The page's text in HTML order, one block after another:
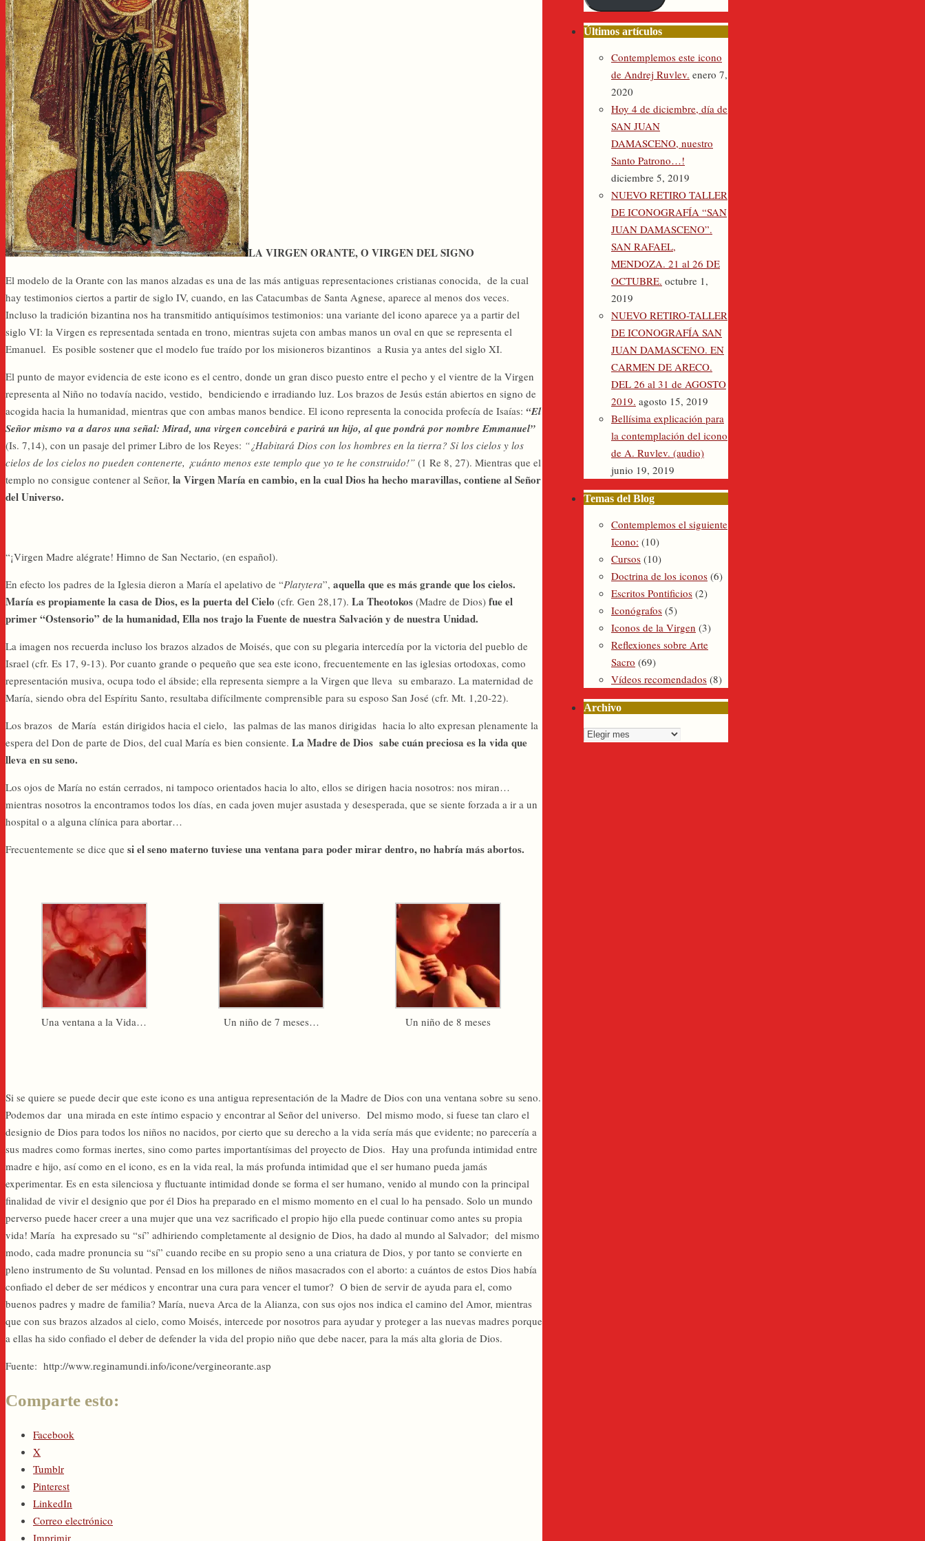
LA VIRGEN ORANTE, O VIRGEN DEL SIGNO
El modelo de la Orante con las manos alzadas es una de las más antiguas representaciones cristianas conocida, de la cual
hay testimonios ciertos a partir de siglo IV, cuando, en las Catacumbas de Santa Agnese, aparece al menos dos veces.
Incluso la tradición bizantina nos ha transmitido antiquísimos testimonios: una variante del icono aparece ya a partir del
siglo VI: la Virgen es representada sentada en trono, mientras sujeta con ambas manos un oval en que se representa el
Emanuel. Es posible sostener que el modelo fue traído por los misioneros bizantinos a Rusia ya antes del siglo XI.
El punto de mayor evidencia de este icono es el centro, donde un gran disco puesto entre el pecho y el vientre de la Virgen
representa al Niño no todavía nacido, vestido, bendiciendo e irradiando luz. Los brazos de Jesús están abiertos en signo de
acogida hacia la humanidad, mientras que con ambas manos bendice. El icono representa la conocida profecía de Isaías: “El
Señor mismo va a daros una señal: Mirad, una virgen concebirá e parirá un hijo, al que pondrá por nombre Emmanuel”
(Is. 7,14), con un pasaje del primer Libro de los Reyes: “¿Habitará Dios con los hombres en la tierra? Si los cielos y los
cielos de los cielos no pueden contenerte, ¡cuánto menos este templo que yo te he construido!” (1 Re 8, 27). Mientras que el
templo no consigue contener al Señor, la Virgen María en cambio, en la cual Dios ha hecho maravillas, contiene al Señor
del Universo.
“¡Virgen Madre alégrate! Himno de San Nectario, (en español).
En efecto los padres de la Iglesia dieron a María el apelativo de “Platytera”, aquella que es más grande que los cielos.
María es propiamente la casa de Dios, es la puerta del Cielo (cfr. Gen 28,17). La Theotokos (Madre de Dios) fue el
primer “Ostensorio” de la humanidad, Ella nos trajo la Fuente de nuestra Salvación y de nuestra Unidad.
La imagen nos recuerda incluso los brazos alzados de Moisés, que con su plegaria intercedía por la victoria del pueblo de
Israel (cfr. Es 17, 9-13). Por cuanto grande o pequeño que sea este icono, frecuentemente en las iglesias ortodoxas, como
representación musiva, ocupa todo el ábside; ella representa siempre a la Virgen que lleva su embarazo. La maternidad de
María, siendo obra del Espíritu Santo, resultaba difícilmente comprensible para su esposo San José (cfr. Mt. 1,20-22).
Los brazos de María están dirigidos hacia el cielo, las palmas de las manos dirigidas hacia lo alto expresan plenamente la
espera del Don de parte de Dios, del cual María es bien consiente. La Madre de Dios sabe cuán preciosa es la vida que
lleva en su seno.
Los ojos de María no están cerrados, ni tampoco orientados hacia lo alto, ellos se dirigen hacia nosotros: nos miran…
mientras nosotros la encontramos todos los días, en cada joven mujer asustada y desesperada, que se siente forzada a ir a un
hospital o a alguna clínica para abortar…
Frecuentemente se dice que si el seno materno tuviese una ventana para poder mirar dentro, no habría más abortos.
Una ventana a la Vida… Un niño de 7 meses… Un niño de 8 meses
Si se quiere se puede decir que este icono es una antigua representación de la Madre de Dios con una ventana sobre su seno.
Podemos dar una mirada en este íntimo espacio y encontrar al Señor del universo. Del mismo modo, si fuese tan claro el
designio de Dios para todos los niños no nacidos, por cierto que su derecho a la vida sería más que evidente; no parecería a
sus madres como formas inertes, sino como partes importantísimas del proyecto de Dios. Hay una profunda intimidad entre
madre e hijo, así como en el icono, es en la vida real, la más profunda intimidad que el ser humano pueda jamás
experimentar. Es en esta silenciosa y fluctuante intimidad donde se forma el ser humano, venido al mundo con la principal
finalidad de vivir el designio que por él Dios ha preparado en el mismo momento en el cual lo ha pensado. Solo un mundo
perverso puede hacer creer a una mujer que una vez sacrificado el propio hijo ella puede continuar como antes su propia
vida! María ha expresado su “sí” adhiriendo completamente al designio de Dios, ha dado al mundo al Salvador; del mismo
modo, cada madre pronuncia su “sí” cuando recibe en su propio seno a una criatura de Dios, y por tanto se convierte en
pleno instrumento de Su voluntad. Pensad en los millones de niños masacrados con el aborto: a cuántos de estos Dios había
confiado el deber de ser médicos y encontrar una cura para vencer el tumor? O bien de servir de ayuda para el, como
buenos padres y madre de familia? María, nueva Arca de la Alianza, con sus ojos nos indica el camino del Amor, mientras
que con sus brazos alzados al cielo, como Moisés, intercede por nosotros para ayudar y proteger a las nuevas madres porque
a ellas ha sido confiado el deber de defender la vida del propio niño que debe nacer, para la más alta gloria de Dios.
Fuente: http://www.reginamundi.info/icone/vergineorante.asp
Comparte esto:
Facebook
X
Tumblr
Pinterest
LinkedIn
Correo electrónico
Imprimir
electrónico
Últimos artículos
Contemplemos este icono
de Andrej Ruvlev. enero 7,
2020
Hoy 4 de diciembre, día de
SAN JUAN
DAMASCENO, nuestro
Santo Patrono…!
diciembre 5, 2019
NUEVO RETIRO TALLER
DE ICONOGRAFÍA “SAN
JUAN DAMASCENO”.
SAN RAFAEL,
MENDOZA. 21 al 26 DE
OCTUBRE. octubre 1,
2019
NUEVO RETIRO-TALLER
DE ICONOGRAFÍA SAN
JUAN DAMASCENO. EN
CARMEN DE ARECO.
DEL 26 al 31 de AGOSTO
2019. agosto 15, 2019
Bellísima explicación para
la contemplación del icono
de A. Ruvlev. (audio)
junio 19, 2019
Temas del Blog
Contemplemos el siguiente
Icono: (10)
Cursos (10)
Doctrina de los iconos (6)
Escritos Pontificios (2)
Iconógrafos (5)
Iconos de la Virgen (3)
Reflexiones sobre Arte
Sacro (69)
Vídeos recomendados (8)
Archivo
Archivo